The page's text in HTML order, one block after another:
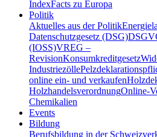
IndexFacts zu Europa
Politik
Aktuelles aus der Politik
Datenschutzgesetz (DSG)
(IOSS)VREG –
RevisionKonsumkreditgesetz
Industriezölle
online ein- und verkaufen
HolzhandelsverordnungOnline-
Chemikalien
Events
Bildung
Berufsbildung in der Schweiz